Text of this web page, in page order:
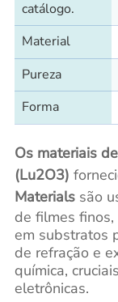
catálogo.
Material
Pureza
Forma
Os materiais
(Lu2O3)
Materials são
de filmes
em substratos
de refração e
química,
eletrônicas.